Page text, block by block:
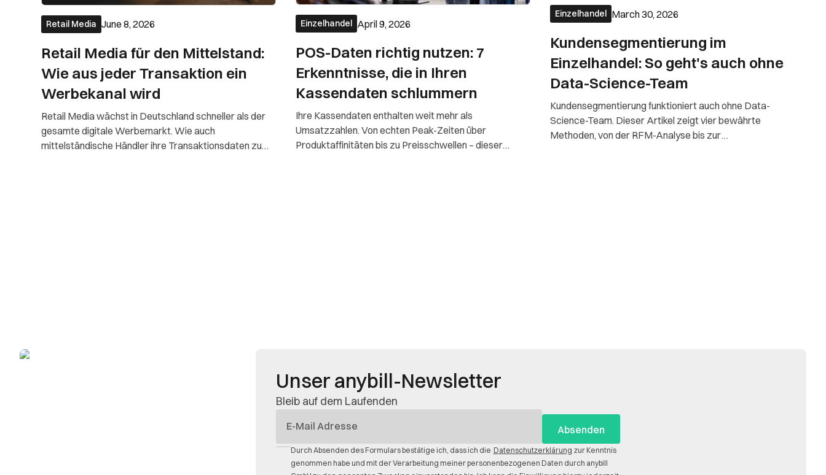
Retail Media June 8, 2026
Retail Media für den Mittelstand:
Wie aus jeder Transaktion ein
Werbekanal wird
Retail Media wächst in Deutschland schneller als der
gesamte digitale Werbemarkt. Wie auch
mittelständische Händler ihre Transaktionsdaten zum
Einzelhandel April 9, 2026
POS-Daten richtig nutzen: 7
Erkenntnisse, die in Ihren
Kassendaten schlummern
Ihre Kassendaten enthalten weit mehr als
Umsatzzahlen. Von echten Peak-Zeiten über
Produktaffinitäten bis zu Preisschwellen – dieser
Einzelhandel March 30, 2026
Kundensegmentierung im
Einzelhandel: So geht's auch ohne
Data-Science-Team
Kundensegmentierung funktioniert auch ohne Data-
Science-Team. Dieser Artikel zeigt vier bewährte
Methoden, von der RFM-Analyse bis zur
Unser anybill-Newsletter
Bleib auf dem Laufenden
Mail
Durch Absenden des Formulars bestätige ich, dass ich die Datenschutzerklärung zur Kenntnis
genommen habe und mit der Verarbeitung meiner personenbezogenen Daten durch anybill